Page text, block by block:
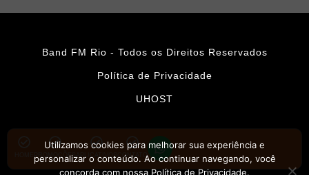
Band FM Rio - Todos os Direitos Reservados
Política de Privacidade
UHOST
PROMOÇÕESAPLICATIVOS CONTATO
Utilizamos cookies para melhorar sua experiência e
personalizar o conteúdo. Ao continuar navegando, você
concorda com nossa Política de Privacidade.